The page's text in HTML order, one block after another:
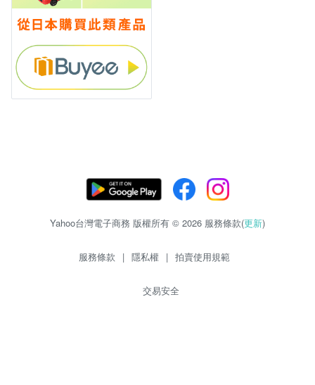
Yahoo台灣電子商務 版權所有 © 2026 服務條款(更新)
服務條款 | 隱私權 | 拍賣使用規範
交易安全